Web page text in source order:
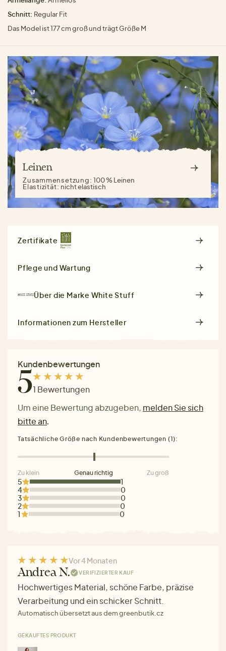
Schnitt: Regular Fit
Das Model ist 177 cm groß und trägt Größe M
Leinen
Zusammensetzung:100 % Leinen
Elastizität: nicht elastisch
Zertifikate
Pflege und Wartung
Über die Marke White Stuff
Informationen zum Hersteller
Kundenbewertungen
51 Bewertungen
Um eine Bewertung abzugeben, melden Sie sich
bitte an.
5
1
4
0
3
0
2
0
1
0
Tatsächliche Größe nach Kundenbewertungen (1):
Zu klein Genau richtig Zu groß
Vor 4 Monaten
Andrea N. VERIFIZIERTER KAUF
Hochwertiges Material, schöne Farbe, präzise
Verarbeitung und ein schicker Schnitt.
Automatisch übersetzt aus dem greenbutik.cz
GEKAUFTES PRODUKT